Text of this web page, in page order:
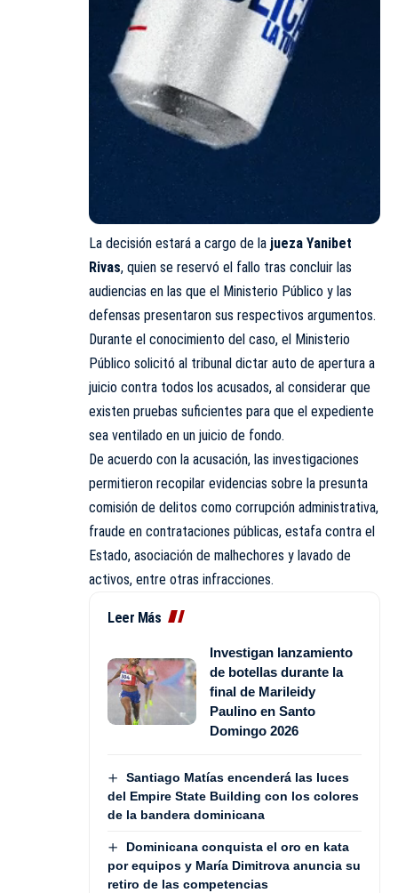
La decisión estará a cargo de la jueza Yanibet
Rivas, quien se reservó el fallo tras concluir las
audiencias en las que el Ministerio Público y las
defensas presentaron sus respectivos argumentos.
Durante el conocimiento del caso, el Ministerio
Público solicitó al tribunal dictar auto de apertura a
juicio contra todos los acusados, al considerar que
existen pruebas suficientes para que el expediente
sea ventilado en un juicio de fondo.
De acuerdo con la acusación, las investigaciones
permitieron recopilar evidencias sobre la presunta
comisión de delitos como corrupción administrativa,
fraude en contrataciones públicas, estafa contra el
Estado, asociación de malhechores y lavado de
activos, entre otras infracciones.
Leer Más
Investigan lanzamiento
de botellas durante la
final de Marileidy
Paulino en Santo
Domingo 2026
Santiago Matías encenderá las luces
del Empire State Building con los colores
de la bandera dominicana
Dominicana conquista el oro en kata
por equipos y María Dimitrova anuncia su
retiro de las competencias